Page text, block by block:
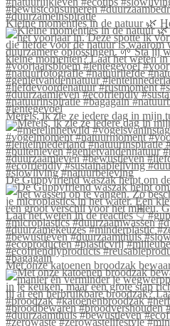
Kleine momentjes in de natuur 🌿
Merels, ik zie ze iedere dag in mijn
De Guppyfriend waszak helpt om
Met onze katoenen broodzak